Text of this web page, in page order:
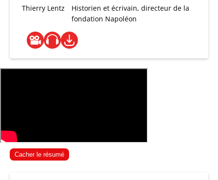
Thierry Lentz
Historien et écrivain, directeur de la
fondation Napoléon
Cacher le résumé